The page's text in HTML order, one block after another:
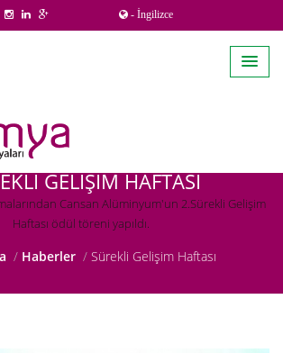
- İngilizce
GELIŞIM HAFTASI
Cansan Alüminyum'un 2.Sürekli Gelişim
Haftası ödül töreni yapıldı.
Haberler Sürekli Gelişim Haftası